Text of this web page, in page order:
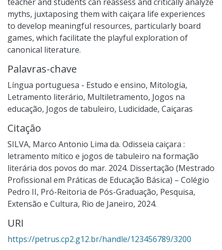
myths, juxtaposing them with caiçara life experiences
to develop meaningful resources, particularly board
games, which facilitate the playful exploration of
canonical literature.
Palavras-chave
Língua portuguesa - Estudo e ensino, Mitologia,
Letramento literário, Multiletramento, Jogos na
educação, Jogos de tabuleiro, Ludicidade, Caiçaras
Citação
SILVA, Marco Antonio Lima da. Odisseia caiçara :
letramento mítico e jogos de tabuleiro na formação
literária dos povos do mar. 2024. Dissertação (Mestrado
Profissional em Práticas de Educação Básica) – Colégio
Pedro II, Pró-Reitoria de Pós-Graduação, Pesquisa,
Extensão e Cultura, Rio de Janeiro, 2024.
URI
https://petrus.cp2.g12.br/handle/123456789/3200